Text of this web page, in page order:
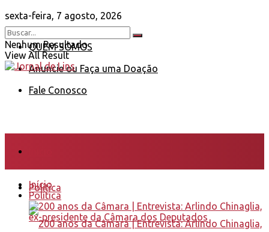
sexta-feira, 7 agosto, 2026
QUEM SOMOS
Anuncie ou Faça uma Doação
Fale Conosco
Nenhum Resultado
View All Result
Política
Início
Política